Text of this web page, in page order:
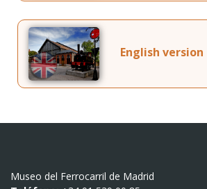
English version
Museo del Ferrocarril de Madrid